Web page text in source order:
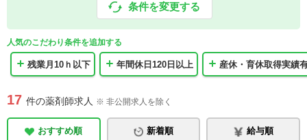
条件を変更する
人気のこだわり条件を追加する
残業月10ｈ以下 年間休日120日以上 産休・育休取得実績
17 件の薬剤師求人 ※ 非公開求人を除く
おすすめ順 新着順 給与順